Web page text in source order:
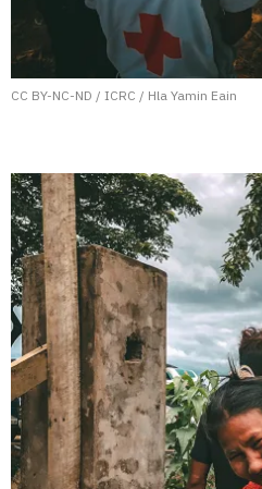
CC BY-NC-ND / ICRC / Hla Yamin Eain